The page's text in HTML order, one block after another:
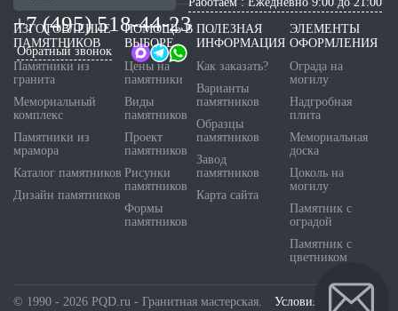
+7 (495) 518-44-23
Обратный звонок
ИЗГОТОВЛЕНИЕ
ПАМЯТНИКОВ
Памятники из
гранита
Мемориальный
комплекс
Памятники из
мрамора
Каталог памятников
Дизайн памятников
ПОМОЩЬ В
ВЫБОРЕ
Цены на
памятники
Виды
памятников
Проект
памятников
Рисунки
памятников
Формы
памятников
ПОЛЕЗНАЯ
ИНФОРМАЦИЯ
Как заказать?
Варианты
памятников
Образцы
памятников
Завод
памятников
Карта сайта
ЭЛЕМЕНТЫ
ОФОРМЛЕНИЯ
Ограда на
могилу
Надгробная
плита
Мемориальная
доска
Цоколь на
могилу
Памятник с
оградой
Памятник с
цветником
© 1990 - 2026 PQD.ru - Гранитная мастерская. Условия